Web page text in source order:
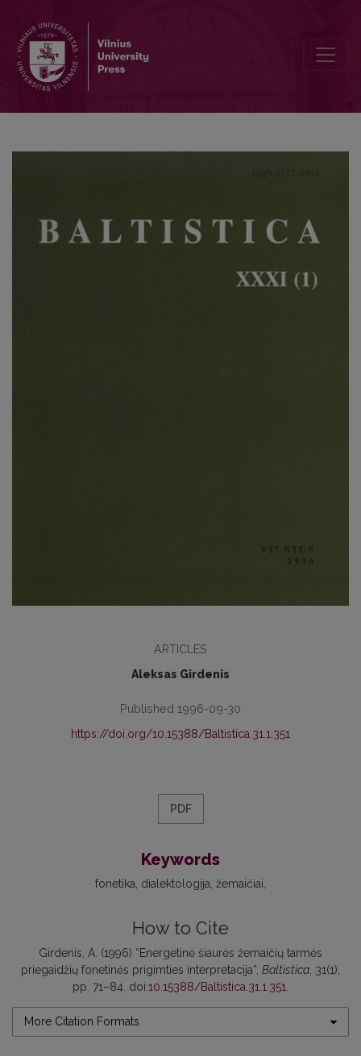
ARTICLES
Aleksas Girdenis
Published 1996-09-30
https://doi.org/10.15388/Baltistica.31.1.351
PDF
Keywords
fonetika dialektologija žemaičiai
How to Cite
Girdenis, A. (1996) “Energetinė šiaurės žemaičių tarmės
priegaidžių fonetinės prigimties interpretacija”, Baltistica, 31(1),
pp. 71–84. doi:10.15388/Baltistica.31.1.351.
More Citation Formats